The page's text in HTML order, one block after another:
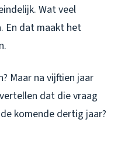
Wat veel
En dat maakt het
Maar na vijftien jaar
dat die vraag
komende dertig jaar?